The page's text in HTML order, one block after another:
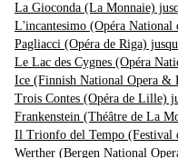
La Gioconda (La Monnaie)
L'incantesimo (Opéra National
Pagliacci (Opéra de Riga)
Le Lac des Cygnes (Opéra
Ice (Finnish National Opera &
Trois Contes (Opéra de Lille)
Frankenstein (Théâtre de La
Il Trionfo del Tempo (Festival
Werther (Bergen National